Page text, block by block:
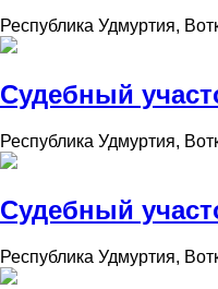
Республика Удмуртия,
Судебный
Республика Удмуртия,
Судебный
Республика Удмуртия,